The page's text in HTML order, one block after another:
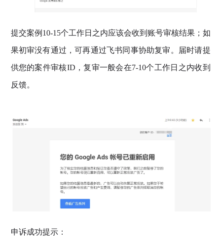
提交案例10-15个工作日之内应该会收到账号审核结果；如
果初审没有通过，可再通过飞书同事协助复审。届时请提
供您的案件审核ID，复审一般会在7-10个工作日之内收到
反馈。
申诉成功提示：